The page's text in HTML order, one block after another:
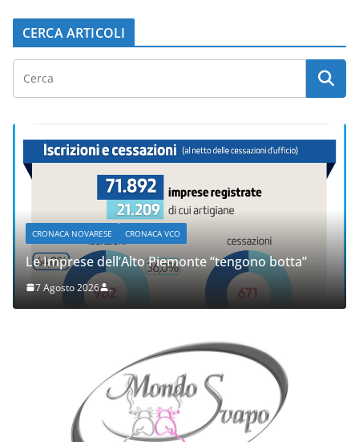
CERCA ARTICOLI
CRONACA NOVARESE CRONACA VCO
Le Imprese dell’Alto Piemonte “tengono botta”
7 Agosto 2026 .